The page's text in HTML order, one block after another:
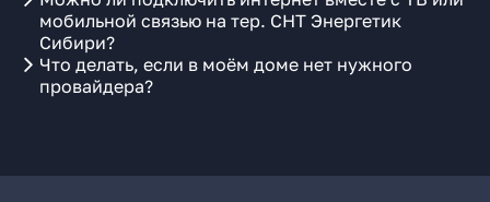
мобильной связью на тер. СНТ Энергетик
Сибири?
Что делать, если в моём доме нет нужного
провайдера?